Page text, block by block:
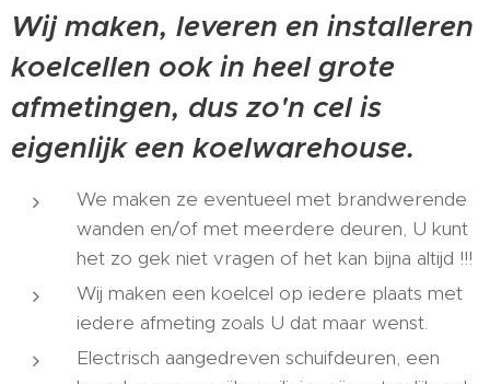
Wij maken, leveren en installeren
koelcellen ook in heel grote
afmetingen, dus zo'n cel is
eigenlijk een koelwarehouse.
We maken ze eventueel met brandwerende
wanden en/of met meerdere deuren, U kunt
het zo gek niet vragen of het kan bijna altijd !!!
Wij maken een koelcel op iedere plaats met
iedere afmeting zoals U dat maar wenst.
Electrisch aangedreven schuifdeuren, een